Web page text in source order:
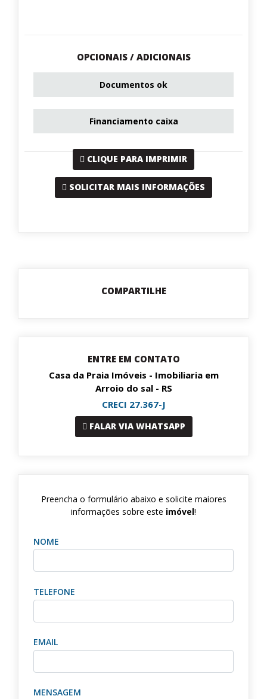
OPCIONAIS / ADICIONAIS
Documentos ok
Financiamento caixa
CLIQUE PARA IMPRIMIR
SOLICITAR MAIS INFORMAÇÕES
COMPARTILHE
ENTRE EM CONTATO
Casa da Praia Imóveis - Imobiliaria em
Arroio do sal - RS
CRECI 27.367-J
FALAR VIA WHATSAPP
Preencha o formulário abaixo e solicite maiores
informações sobre este imóvel!
NOME
TELEFONE
EMAIL
MENSAGEM